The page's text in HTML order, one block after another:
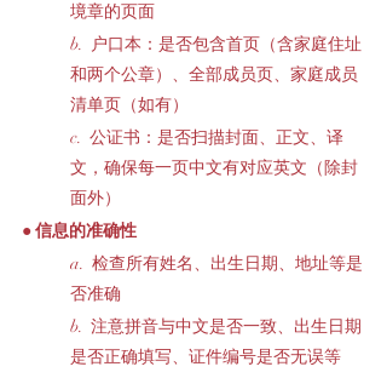
境章的页面
b.  户口本：是否包含首页（含家庭住址
和两个公章）、全部成员页、家庭成员
清单页（如有）
c.  公证书：是否扫描封面、正文、译
文，确保每一页中文有对应英文（除封
面外）
● 信息的准确性
a.  检查所有姓名、出生日期、地址等是
否准确
b.  注意拼音与中文是否一致、出生日期
是否正确填写、证件编号是否无误等